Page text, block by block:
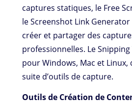
captures statiques, le Free
le Screenshot Link
créer et partager des
professionnelles. Le
pour Windows, Mac et
suite d’outils de capture.
Outils de Création de